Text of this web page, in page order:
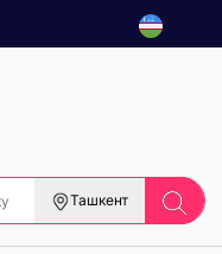
Ташкент